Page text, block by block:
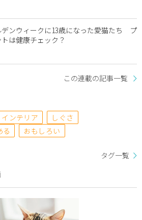
デンウィークに13歳になった愛猫たち プ
トは健康チェック？
この連載の記事一覧
インテリア
しぐさ
る おもしろい
タグ一覧